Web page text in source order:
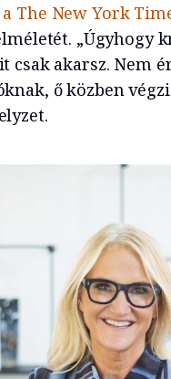
The New York
„Úgyhogy
csak akarsz. Nem
ő közben